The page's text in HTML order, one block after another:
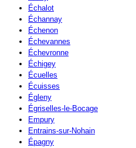
Échalot
Échannay
Échenon
Échevannes
Échevronne
Échigey
Écuelles
Écuisses
Égleny
Égriselles-le-Bocage
Empury
Entrains-sur-Nohain
Épagny